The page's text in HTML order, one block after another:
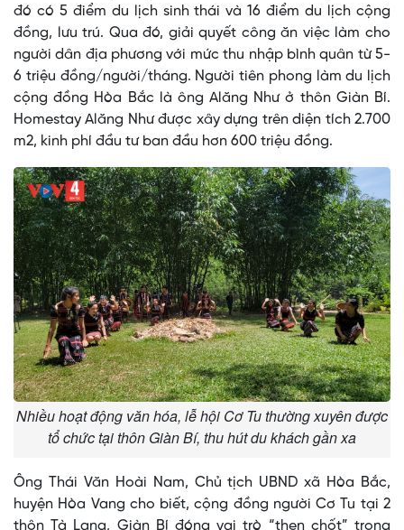
đó có 5 điểm du lịch sinh thái và 16 điểm du lịch cộng
đồng, lưu trú. Qua đó, giải quyết công ăn việc làm cho
người dân địa phương với mức thu nhập bình quân từ 5-
6 triệu đồng/người/tháng. Người tiên phong làm du lịch
cộng đồng Hòa Bắc là ông Alăng Như ở thôn Giàn Bí.
Homestay Alăng Như được xây dựng trên diện tích 2.700
m2, kinh phí đầu tư ban đầu hơn 600 triệu đồng.
Nhiều hoạt động văn hóa, lễ hội Cơ Tu thường xuyên được
tổ chức tại thôn Giàn Bí, thu hút du khách gần xa
Ông Thái Văn Hoài Nam, Chủ tịch UBND xã Hòa Bắc,
huyện Hòa Vang cho biết, cộng đồng người Cơ Tu tại 2
thôn Tà Lang, Giàn Bí đóng vai trò “then chốt” trong